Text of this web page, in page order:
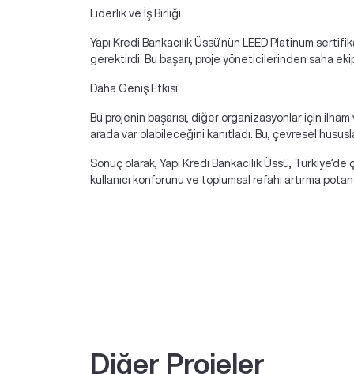
Liderlik ve İş Birliği
Yapı Kredi Bankacılık Üssü’nün LEED Platinum
gerektirdi. Bu başarı, proje yöneticilerinden saha
Daha Geniş Etkisi
Bu projenin başarısı, diğer organizasyonlar için
arada var olabileceğini kanıtladı. Bu, çevresel
Sonuç olarak, Yapı Kredi Bankacılık Üssü,
kullanıcı konforunu ve toplumsal refahı artırma
Diğer Projeler